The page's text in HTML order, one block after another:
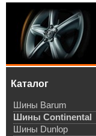
Каталог
Шины Barum
Шины Continental
Шины Dunlop